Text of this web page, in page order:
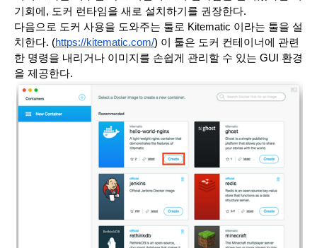
기회에, 도커 런타임을 새로 설치하기를 권장한다.
다음으로 도커 사용을 도와주는 툴로 Kitematic 이라는 툴을 설
치한다. (https://kitematic.com/) 이 툴은 도커 컨테이너에 관련
한 명령을 내리거나 이미지를 손쉽게 관리할 수 있는 GUI 환경
을 제공한다.